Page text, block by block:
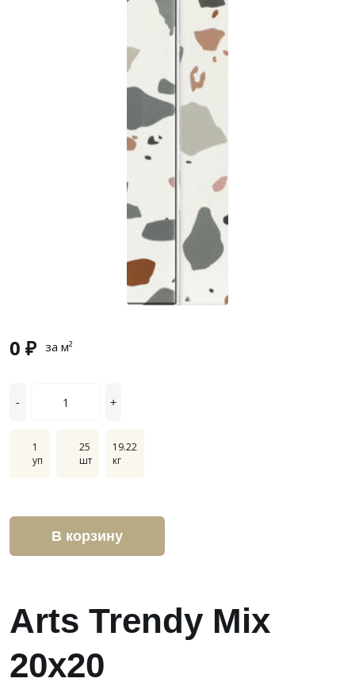
Arts Trendy Mix
20x20
0 ₽ за м²
- +
1
уп
25
шт
19.22
кг
В корзину